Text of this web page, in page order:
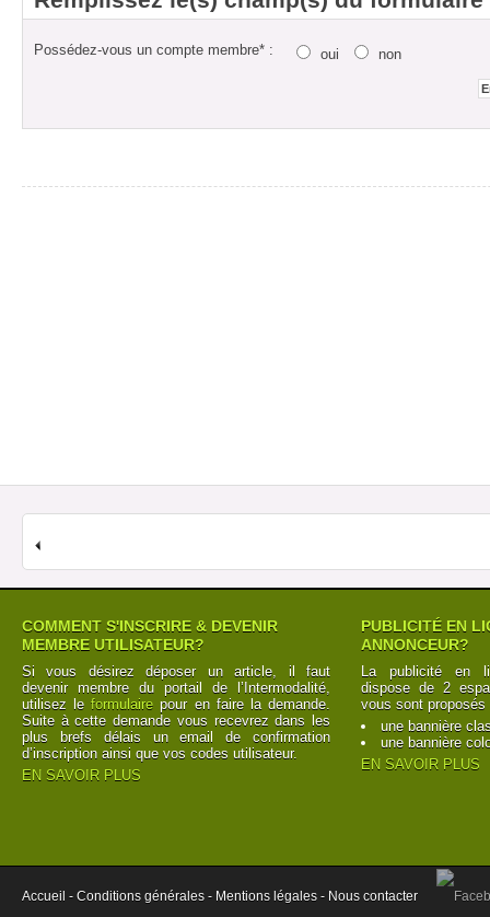
Possédez-vous un compte membre* : oui non
COMMENT S'INSCRIRE & DEVENIR
MEMBRE UTILISATEUR?
Si vous désirez déposer un article, il faut
devenir membre du portail de l’Intermodalité,
utilisez leformulaire pour en faire la demande.
Suite à cette demande vous recevrez dans les
plus brefs délais un email de confirmation
d’inscription ainsi que vos codes utilisateur.
EN SAVOIR PLUS
PUBLICITÉ EN
ANNONCEUR?
La publicité en
dispose de 2
vous sont proposés
une bannière
une bannière
EN SAVOIR PLUS
Accueil - Conditions générales - Mentions légales - Nous contacter